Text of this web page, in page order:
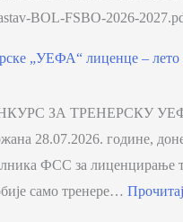
BOL-FSBO-2026-
„УЕФА“ лиценце – лето
ЗА ТРЕНЕРСКУ
28.07.2026. године,
ФСС за лиценцирање
само тренере…